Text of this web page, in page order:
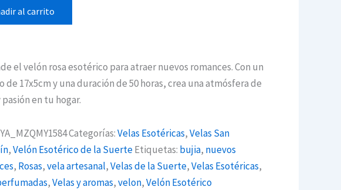
al carrito
el velón rosa esotérico para atraer nuevos romances. Con un
de 17x5cm y una duración de 50 horas, crea una atmósfera de
en tu hogar.
Categorías:Velas Esotéricas,Velas San
,Velón Esotérico de la SuerteEtiquetas: bujia, nuevos
, Rosas,vela artesanal,Velas de la Suerte,Velas Esotéricas,
,Velas y aromas,velon,Velón Esotérico